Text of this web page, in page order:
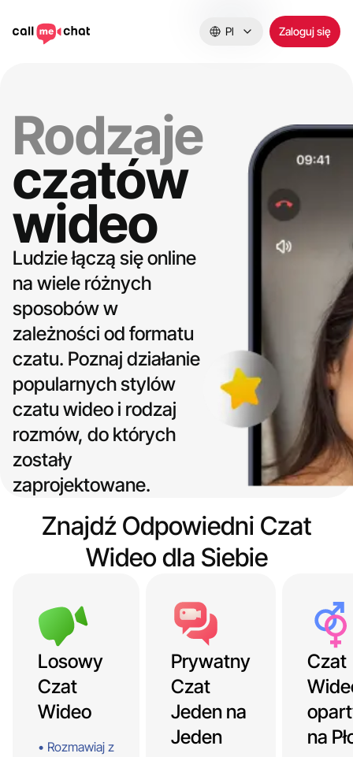
Pl Zaloguj się
Rodzaje
czatów
wideo
Ludzie łączą się online
na wiele różnych
sposobów w
zależności od formatu
czatu. Poznaj działanie
popularnych stylów
czatu wideo i rodzaj
rozmów, do których
zostały
zaprojektowane.
Znajdź Odpowiedni Czat
Wideo dla Siebie
Losowy
Czat
Wideo
Rozmawiaj z
Prywatny
Czat
Jeden na
Jeden
Czat
na